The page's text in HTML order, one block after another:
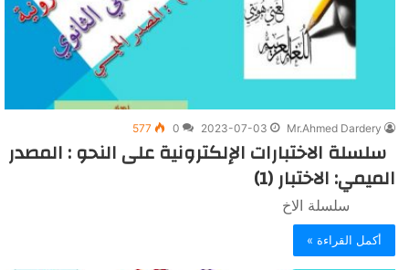
Mr.Ahmed Dardery
2023-07-03
0
577
سلسلة الاختبارات الإلكترونية على النحو : المصدر
الميمي: الاختبار (1)
سلسلة الاخ
أكمل القراءة »